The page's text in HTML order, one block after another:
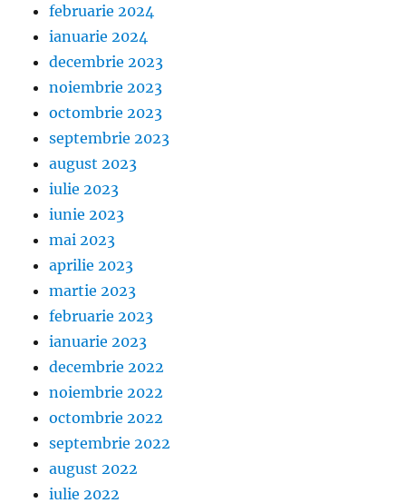
februarie 2024
ianuarie 2024
decembrie 2023
noiembrie 2023
octombrie 2023
septembrie 2023
august 2023
iulie 2023
iunie 2023
mai 2023
aprilie 2023
martie 2023
februarie 2023
ianuarie 2023
decembrie 2022
noiembrie 2022
octombrie 2022
septembrie 2022
august 2022
iulie 2022